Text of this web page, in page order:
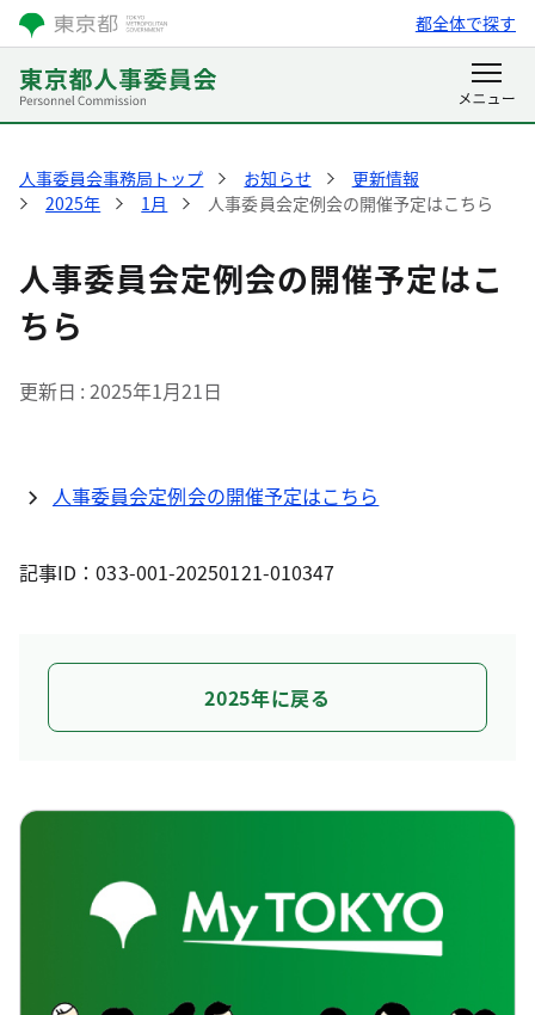
都全体で探す
人事委員会事務局トップ お知らせ
更新情報
2025年
1月 人事委員会定例会の開催予定はこちら
人事委員会定例会の開催予定はこ
ちら
更新日 2025年1月21日
人事委員会定例会の開催予定はこちら
記事ID：033-001-20250121-010347
2025年に戻る